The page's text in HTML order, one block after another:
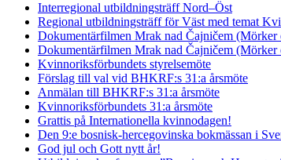
Interregional utbildningsträff Nord–Öst
Regional utbildningsträff för Väst med temat
Dokumentärfilmen Mrak nad Čajničem (Mörker
Dokumentärfilmen Mrak nad Čajničem (Mörker
Kvinnoriksförbundets styrelsemöte
Förslag till val vid BHKRF:s 31:a årsmöte
Anmälan till BHKRF:s 31:a årsmöte
Kvinnoriksförbundets 31:a årsmöte
Grattis på Internationella kvinnodagen!
Den 9:e bosnisk-hercegovinska bokmässan i
God jul och Gott nytt år!